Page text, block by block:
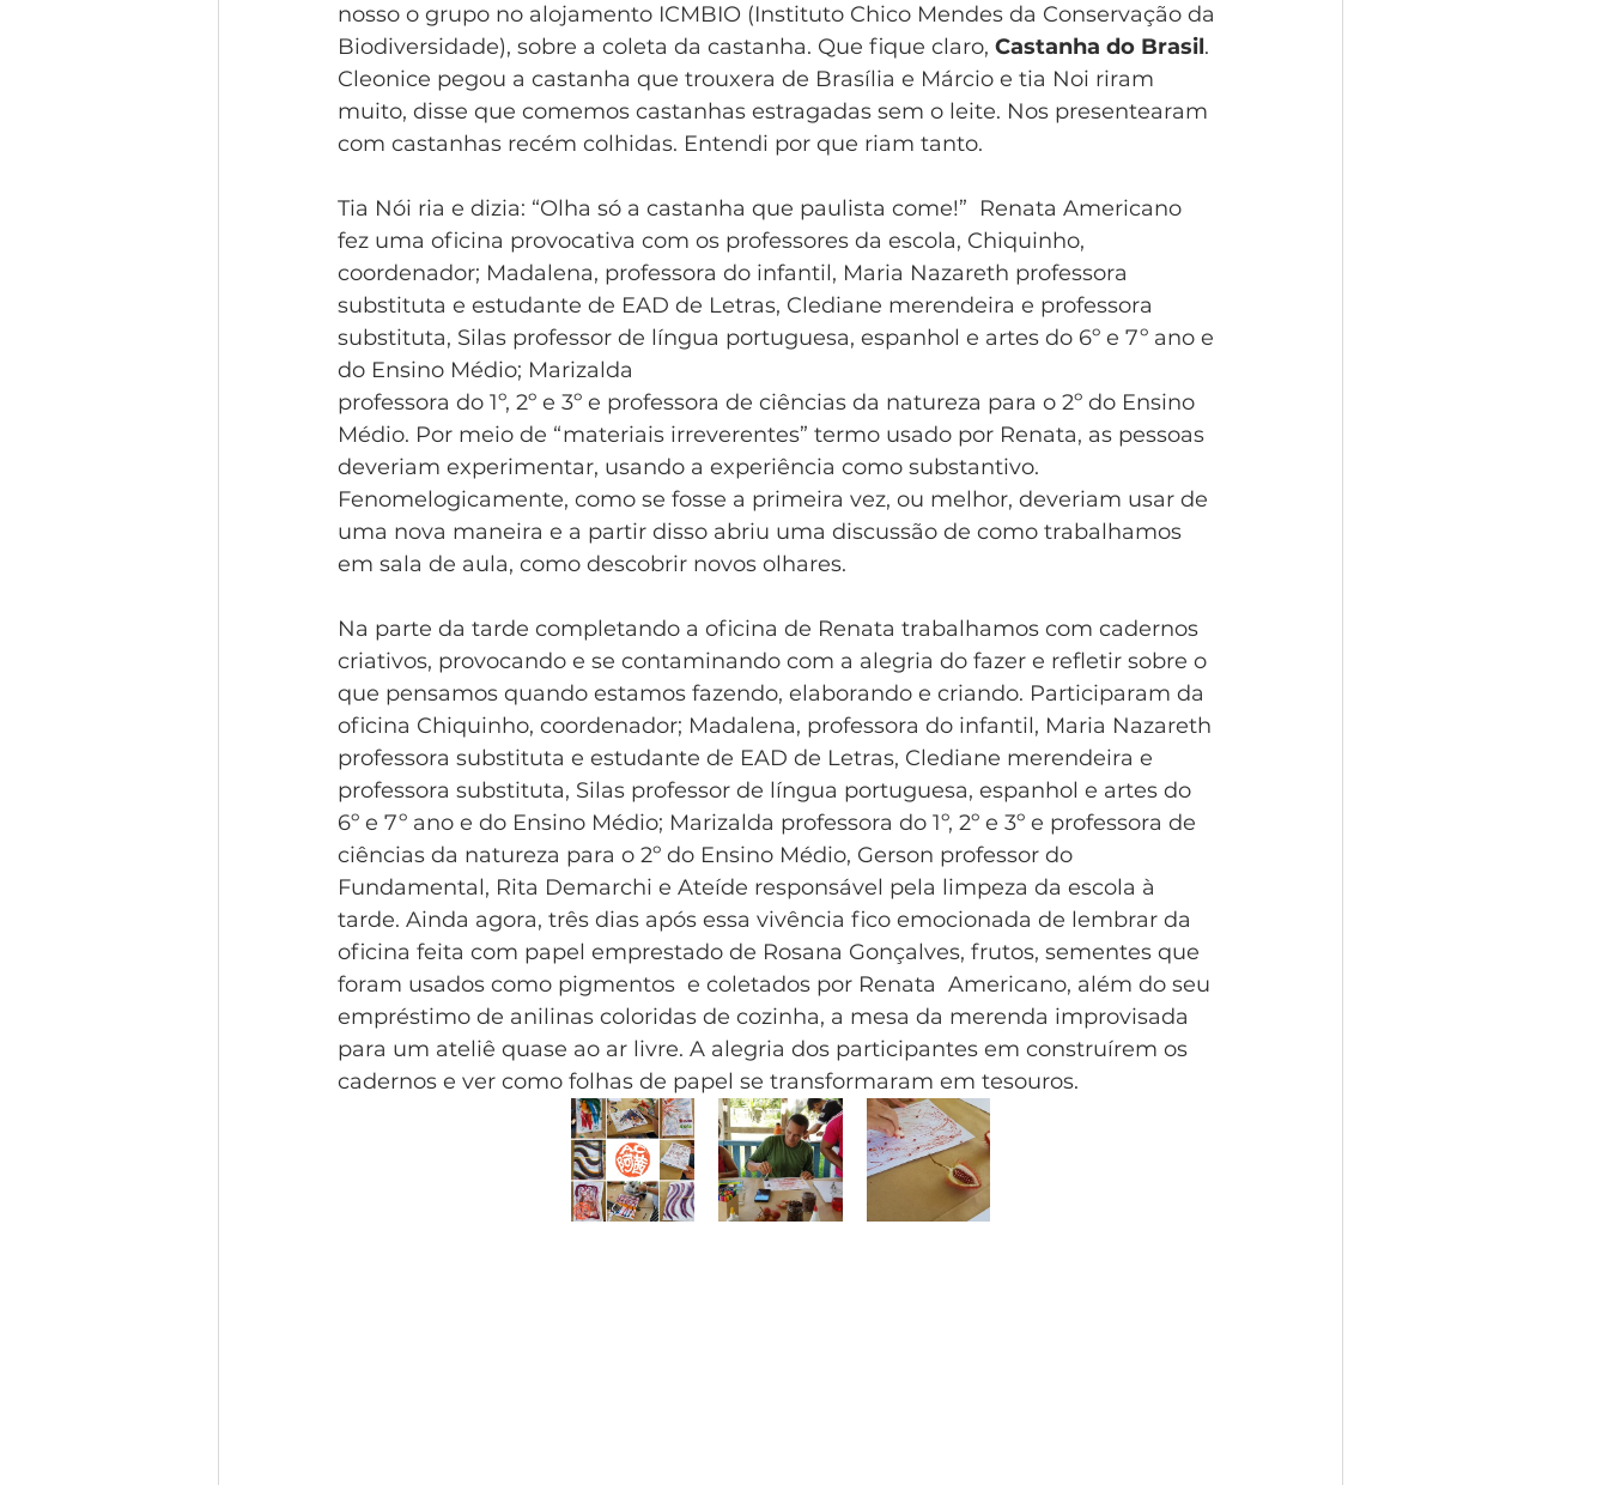
nosso o grupo no alojamento ICMBIO (Instituto Chico Mendes da Conservação da
Biodiversidade), sobre a coleta da castanha. Que fique claro, Castanha do Brasil.
Cleonice pegou a castanha que trouxera de Brasília e Márcio e tia Noi riram
muito, disse que comemos castanhas estragadas sem o leite. Nos presentearam
com castanhas recém colhidas. Entendi por que riam tanto.
Tia Nói ria e dizia: “Olha só a castanha que paulista come!”  Renata Americano
fez uma oficina provocativa com os professores da escola, Chiquinho,
coordenador; Madalena, professora do infantil, Maria Nazareth professora
substituta e estudante de EAD de Letras, Clediane merendeira e professora
substituta, Silas professor de língua portuguesa, espanhol e artes do 6º e 7º ano e
do Ensino Médio; Marizalda
professora do 1º, 2º e 3º e professora de ciências da natureza para o 2º do Ensino
Médio. Por meio de “materiais irreverentes” termo usado por Renata, as pessoas
deveriam experimentar, usando a experiência como substantivo.
Fenomelogicamente, como se fosse a primeira vez, ou melhor, deveriam usar de
uma nova maneira e a partir disso abriu uma discussão de como trabalhamos
em sala de aula, como descobrir novos olhares.
Na parte da tarde completando a oficina de Renata trabalhamos com cadernos
criativos, provocando e se contaminando com a alegria do fazer e refletir sobre o
que pensamos quando estamos fazendo, elaborando e criando. Participaram da
oficina Chiquinho, coordenador; Madalena, professora do infantil, Maria Nazareth
professora substituta e estudante de EAD de Letras, Clediane merendeira e
professora substituta, Silas professor de língua portuguesa, espanhol e artes do
6º e 7º ano e do Ensino Médio; Marizalda professora do 1º, 2º e 3º e professora de
ciências da natureza para o 2º do Ensino Médio, Gerson professor do
Fundamental, Rita Demarchi e Ateíde responsável pela limpeza da escola à
tarde. Ainda agora, três dias após essa vivência fico emocionada de lembrar da
oficina feita com papel emprestado de Rosana Gonçalves, frutos, sementes que
foram usados como pigmentos  e coletados por Renata  Americano, além do seu
empréstimo de anilinas coloridas de cozinha, a mesa da merenda improvisada
para um ateliê quase ao ar livre. A alegria dos participantes em construírem os
cadernos e ver como folhas de papel se transformaram em tesouros.